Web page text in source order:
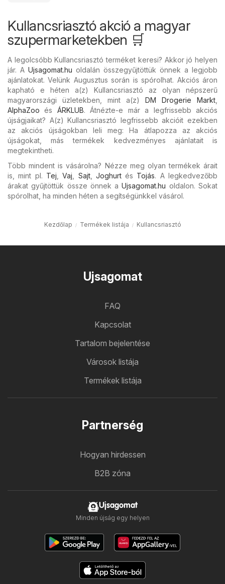
Kullancsriasztó akció a magyar
szupermarketekben 🛒
A legolcsóbb Kullancsriasztó terméket keresi? Akkor jó helyen
jár. A Ujsagomat.hu oldalán összegyűjtöttük önnek a legjobb
ajánlatokat. Velünk Augusztus során is spórolhat. Akciós áron
kapható e héten a(z) Kullancsriasztó az olyan népszerű
magyarországi üzletekben, mint a(z) DM Drogerie Markt
AlphaZoo és ÁRKLUB. Átnézte-e már a legfrissebb akciós
újságjaikat? A(z) Kullancsriasztó legfrissebb akcióit ezekben
az akciós újságokban leli meg: Ha átlapozza az akciós
újságokat, más termékek kedvezményes ajánlatait is
megtekintheti.
Több mindent is vásárolna? Nézze meg olyan termékek árait
is, mint pl. Tej ,Vaj Sajt, Joghurtés Tojás. A legkedvezőbb
árakat gyűjtöttük össze önnek aUjsagomat.hu oldalon. Sokat
spórolhat, ha minden héten a segítségünkkel vásárol.
Kezdőlap Termékek listája Kullancsriasztó
Ujsagomat
FAQ
Kapcsolat
Tartalom bejelentése
Városok listája
Termékek listája
Partnerség
Hogyan hirdessen
B2B zóna
Ujsagomat
Minden újság egy helyen